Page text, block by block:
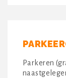
Parkeren